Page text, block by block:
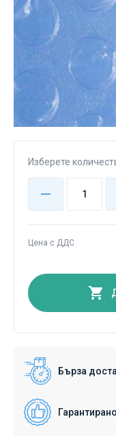
Бърза
Изберете
Цена с ДДС